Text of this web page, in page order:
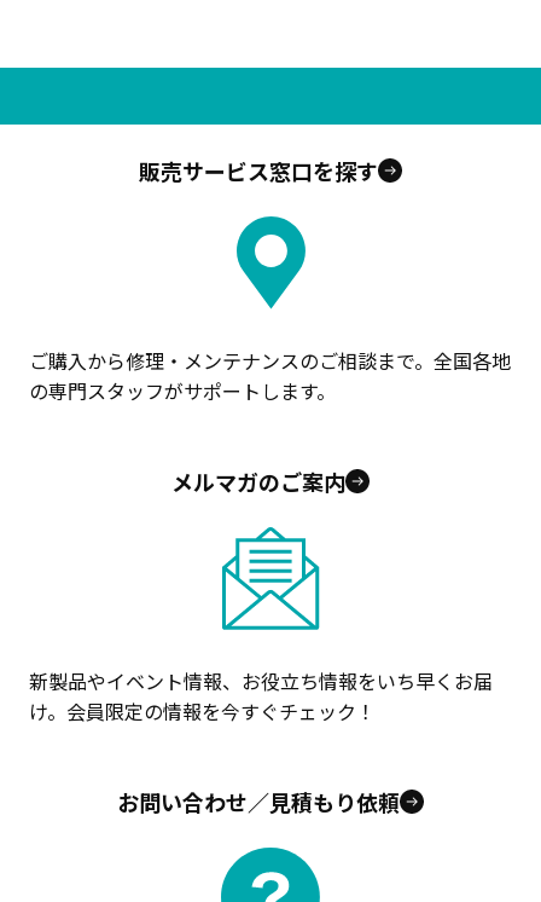
販売サービス窓口を探す
ご購入から修理・メンテナンスのご相談まで。全国各地
の専門スタッフがサポートします。
メルマガのご案内
新製品やイベント情報、お役立ち情報をいち早くお届
け。会員限定の情報を今すぐチェック！
お問い合わせ／見積もり依頼